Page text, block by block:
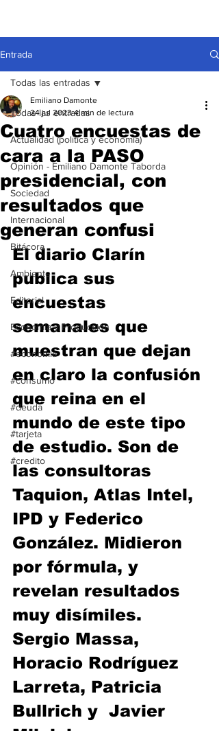
Entrada
Todas las entradas
Actualidad (política y economía)
Opinión - Emiliano Damonte Taborda
Sociedad
Internacional
Bitácora
Ambiente
Editorial
Economía y Producción
#economia
#consumo
#deuda
#tarjeta
#credito
Todas las entradas
Cuatro encuestas de
cara a la PASO
presidencial, con
resultados que
generan confusi
Emiliano Damonte
24 jul 2023 4 min de lectura
El diario Clarín
publica sus
encuestas
semanales que
muestran que dejan
en claro la confusión
que reina en el
mundo de este tipo
de estudio. Son de
las consultoras
Taquion, Atlas Intel,
IPD y Federico
González. Midieron
por fórmula, y
revelan resultados
muy disímiles.
Sergio Massa,
Horacio Rodríguez
Larreta, Patricia
Bullrich y  Javier